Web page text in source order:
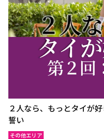
２人なら、もっとタイが
誓い
その他エリア